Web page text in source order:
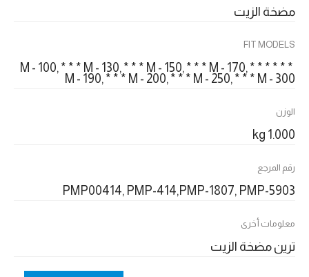
مضخة الزيت
FIT MODELS
* * * M - 100, * * * M - 130, * * * M - 150, * * * M - 170, * * *
M - 190, * * * M - 200, * * * M - 250, * * * M - 300
الوزن
1.000 kg
رقم المرجع
PMP00414, PMP-414,PMP-1807, PMP-5903
معلومات أخرى
ترين مضخة الزيت